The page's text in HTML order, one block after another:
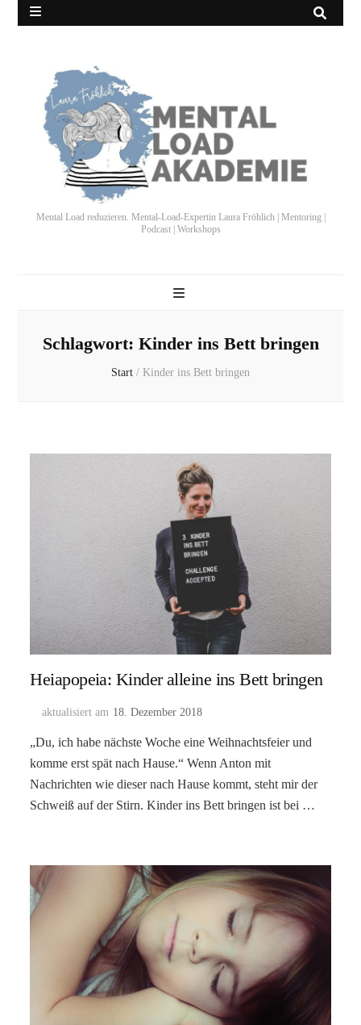
Mental Load reduzieren. Mental-Load-Expertin Laura Fröhlich | Mentoring |
Podcast | Workshops
Schlagwort: Kinder ins Bett bringen
Start / Kinder ins Bett bringen
Heiapopeia: Kinder alleine ins Bett bringen
aktualisiert am 18. Dezember 2018
„Du, ich habe nächste Woche eine Weihnachtsfeier und
komme erst spät nach Hause.“ Wenn Anton mit
Nachrichten wie dieser nach Hause kommt, steht mir der
Schweiß auf der Stirn. Kinder ins Bett bringen ist bei …